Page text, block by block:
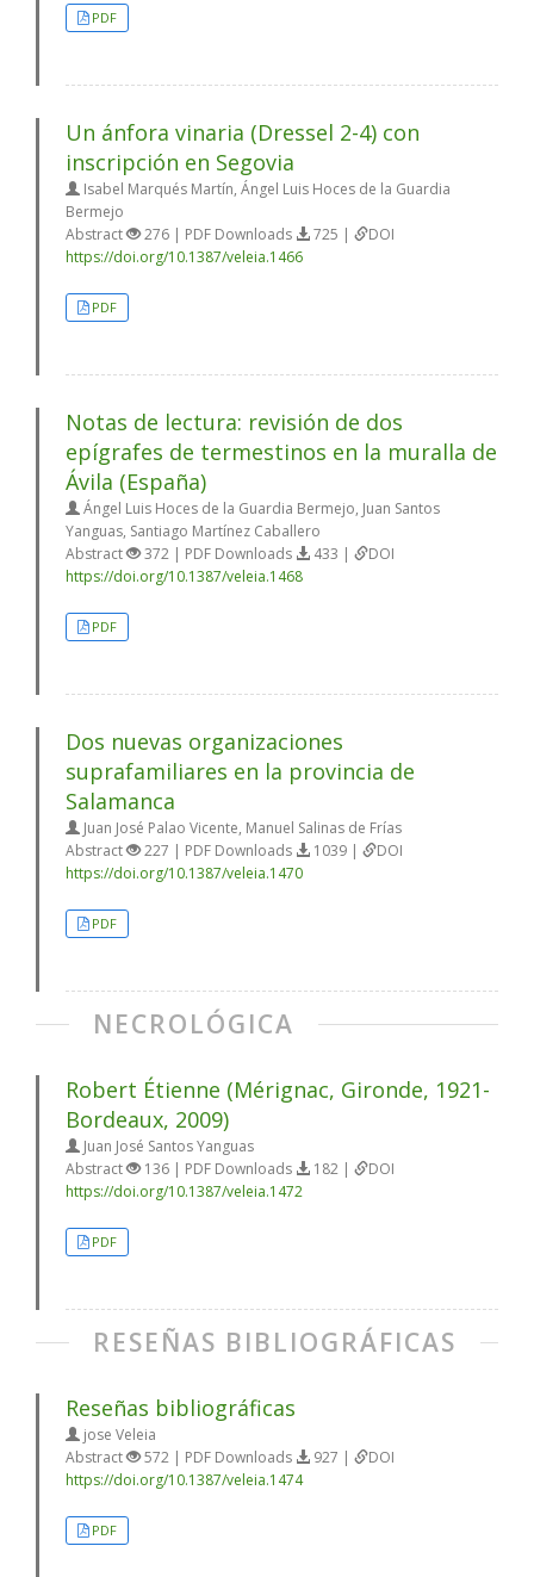
PDF
Un ánfora vinaria (Dressel 2-4) con
inscripción en Segovia
Isabel Marqués Martín, Ángel Luis Hoces de la Guardia
Bermejo
Abstract
276 | PDF Downloads 725 |
DOI
https://doi.org/10.1387/veleia.1466
PDF
Notas de lectura: revisión de dos
epígrafes de termestinos en la muralla de
Ávila (España)
Ángel Luis Hoces de la Guardia Bermejo, Juan Santos
Yanguas, Santiago Martínez Caballero
Abstract
372 | PDF Downloads 433 |
DOI
https://doi.org/10.1387/veleia.1468
PDF
Dos nuevas organizaciones
suprafamiliares en la provincia de
Salamanca
Juan José Palao Vicente, Manuel Salinas de Frías
Abstract
227 | PDF Downloads 1039 |
DOI
https://doi.org/10.1387/veleia.1470
PDF
NECROLÓGICA
Robert Étienne (Mérignac, Gironde, 1921-
Bordeaux, 2009)
Juan José Santos Yanguas
Abstract
136 | PDF Downloads 182 |
DOI
https://doi.org/10.1387/veleia.1472
PDF
RESEÑAS BIBLIOGRÁFICAS
Reseñas bibliográficas
jose Veleia
Abstract
572 | PDF Downloads 927 |
DOI
https://doi.org/10.1387/veleia.1474
PDF